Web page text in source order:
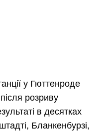
у Гюттенроде
розриву
в десятках
Бланкенбурзі,